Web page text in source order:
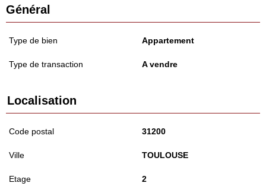
Général
Type de bien Appartement
Type de transaction A vendre
Localisation
Code postal 31200
Ville TOULOUSE
Etage 2